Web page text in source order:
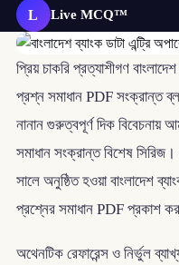
L Live MCQ™
প্রিয় চাকরি প্রত্যাশীগণ
প্রশ্ন সমাধান PDF সংক্রান্ত
নানান গুরুত্বপূর্ণ দিক বিবেচনায়
সমাধান সংক্রান্ত বিশেষ
সালে অনুষ্ঠিত হওয়া বাংলাদেশ
প্রশ্নের সমাধান PDF প্রকাশ
অথেনটিক রেফারেন্স ও নির্ভুল